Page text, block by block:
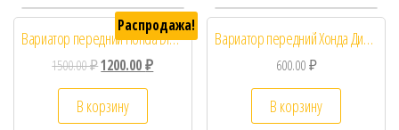
Распродажа!
Вариатор передний Honda DIO 54/56 LEAD af48
1500.00₽1200.00₽
В корзину
Вариатор передний Хонда Дио Honda DIO AF24 AF27 AF34 139QMB
600.00₽
В корзину